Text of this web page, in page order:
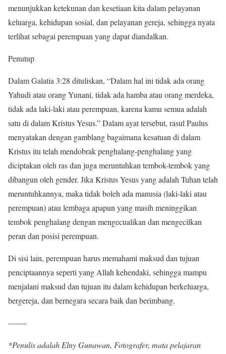
menunjukkan ketekunan dan kesetiaan kita dalam pelayanan
keluarga, kehidupan sosial, dan pelayanan gereja, sehingga nyata
terlihat sebagai perempuan yang dapat diandalkan.
Penutup
Dalam Galatia 3:28 dituliskan, “Dalam hal ini tidak ada orang
Yahudi atau orang Yunani, tidak ada hamba atau orang merdeka,
tidak ada laki-laki atau perempuan, karena kamu semua adalah
satu di dalam Kristus Yesus.” Dalam ayat tersebut, rasul Paulus
menyatakan dengan gamblang bagaimana kesatuan di dalam
Kristus itu telah mendobrak penghalang-penghalang yang
diciptakan oleh ras dan juga meruntuhkan tembok-tembok yang
dibangun oleh gender. Jika Kristus Yesus yang adalah Tuhan telah
meruntuhkannya, maka tidak boleh ada manusia (laki-laki atau
perempuan) atau lembaga apapun yang masih meninggikan
tembok penghalang dengan mengecualikan dan mengecilkan
peran dan posisi perempuan.
Di sisi lain, perempuan harus memahami maksud dan tujuan
penciptaannya seperti yang Allah kehendaki, sehingga mampu
menjalani maksud dan tujuan itu dalam kehidupan berkeluarga,
bergereja, dan bernegara secara baik dan berimbang.
——-
*Penulis adalah Elny Gunawan, Fotografer, mata pelajaran